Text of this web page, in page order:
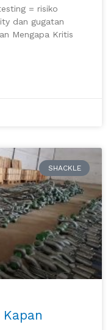
= risiko
dan gugatan
Mengapa Kritis
SHACKLE